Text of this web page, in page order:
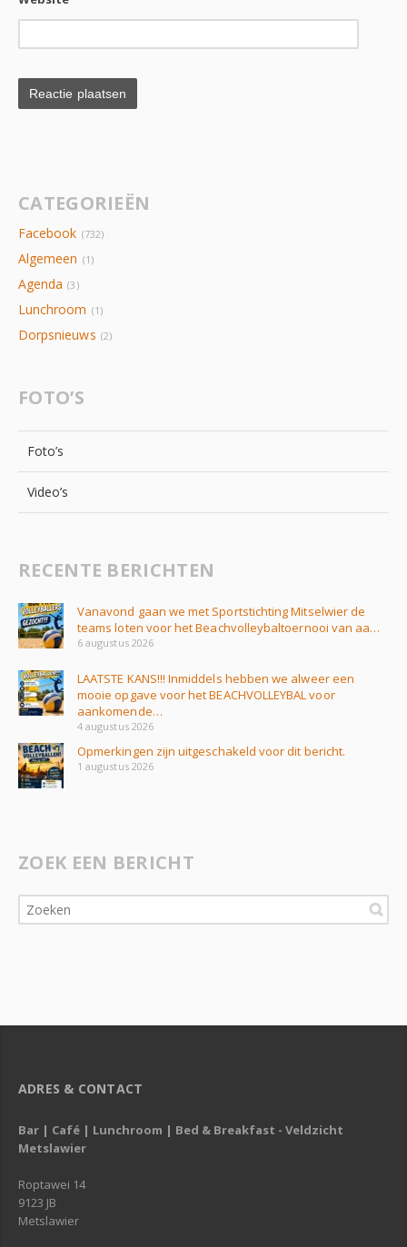
CATEGORIEËN
Facebook (732)
Algemeen (1)
Agenda (3)
Lunchroom (1)
Dorpsnieuws (2)
FOTO’S
Foto’s
Video’s
RECENTE BERICHTEN
Vanavond gaan we met Sportstichting Mitselwier de
teams loten voor het Beachvolleybaltoernooi van aa…
6 augustus 2026
LAATSTE KANS!!! Inmiddels hebben we alweer een
mooie opgave voor het BEACHVOLLEYBAL voor
aankomende…
4 augustus 2026
Opmerkingen zijn uitgeschakeld voor dit bericht.
1 augustus 2026
ZOEK EEN BERICHT
ADRES & CONTACT
Bar | Café | Lunchroom | Bed & Breakfast - Veldzicht
Metslawier
Roptawei 14
9123 JB
Metslawier